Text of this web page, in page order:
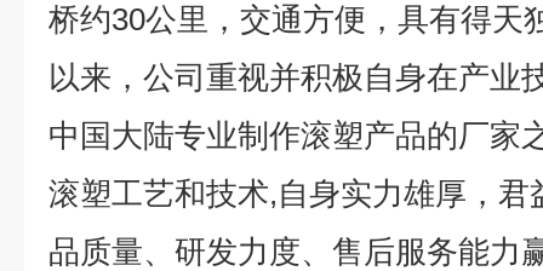
桥约30公里，交通方便，具有得天
以来，公司重视并积极自身在产业
中国大陆专业制作滚塑产品的厂家
滚塑工艺和技术,自身实力雄厚，
品质量、研发力度、售后服务能力